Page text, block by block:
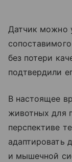
Датчик можно
без потери
подтвердили
В настоящее
животных для
перспективе
адаптировать
и мышечной